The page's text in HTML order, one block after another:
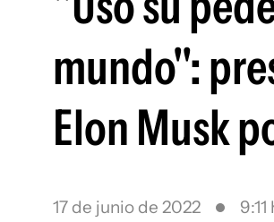
mundo":
Elon Musk
17 de junio de 2022 9:11